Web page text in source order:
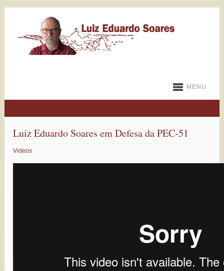
MENU
Luiz Eduardo Soares em Defesa da PEC-51
Videos